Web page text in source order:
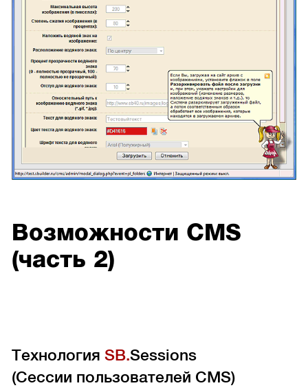
Возможности CMS
(часть 2)
ТехнологияSB.Sessions
(Сессии пользователей CMS)